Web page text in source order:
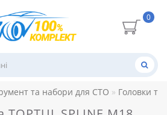
0
та набори для СТО Головки